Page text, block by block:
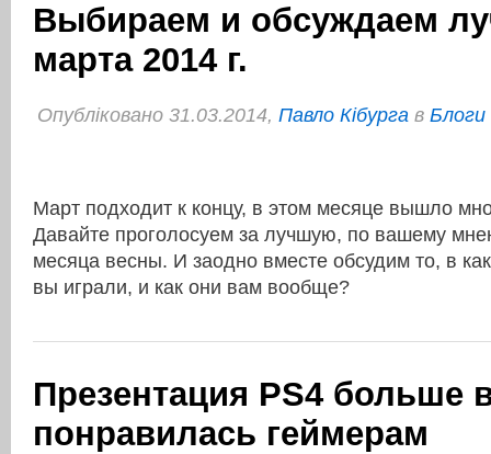
Выбираем и обсуждаем
марта 2014 г.
Опубліковано 31.03.2014, Павло Кібурга в Блоги
Март подходит к концу, в этом месяце вышло
Давайте проголосуем за лучшую, по вашему
месяца весны. И заодно вместе обсудим то, в
вы играли, и как они вам вообще?
Презентация PS4 больше
понравилась геймерам